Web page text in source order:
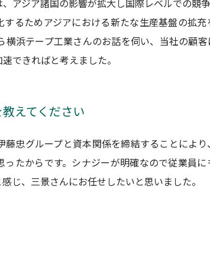
アジア諸国の影響が拡大し国際レベルでの競
るためアジアにおける新たな生産基盤の拡
横浜テープ工業さんのお話を伺い、当社の顧
できればと考えました。
えてください
忠グループと資本関係を締結することによ
たからです。シナジーが明確なので従業員
じ、三景さんにお任せしたいと思いました。